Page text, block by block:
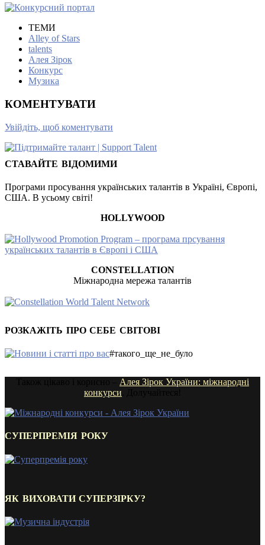
ТЕМИ
Alley of Stars
talents
Алея Зірок
Конкурс
Музика
КОМЕНТУВАТИ
Увійдіть, щоб коментувати
СТАВАЙТЕ ВІДОМИМИ
Програми просування українських талантів в Україні, Європі,
США. В усьому світі!
HOLLYWOOD
CONSTELLATION
Міжнародна мережа талантів
РОЗКАЖІТЬ ПРО СЕБЕ СВІТОВІ
#такого_ще_не_було
Алея Зірок України: міжнародні
конкурси
СУПЕРПРЕМІЯ РОКУ
ЯК ВИХОВАТИ СУПЕРЗІРКУ?